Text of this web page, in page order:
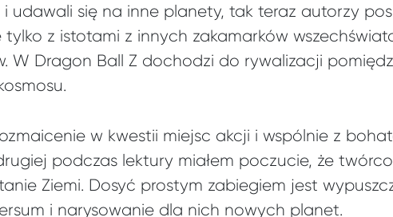
udawali się na inne planety, tak teraz autorzy
tylko z istotami z innych zakamarków
W Dragon Ball Z dochodzi do rywalizacji
w kwestii miejsc akcji i wspólnie z
podczas lektury miałem poczucie, że
Ziemi. Dosyć prostym zabiegiem jest
i narysowanie dla nich nowych planet.